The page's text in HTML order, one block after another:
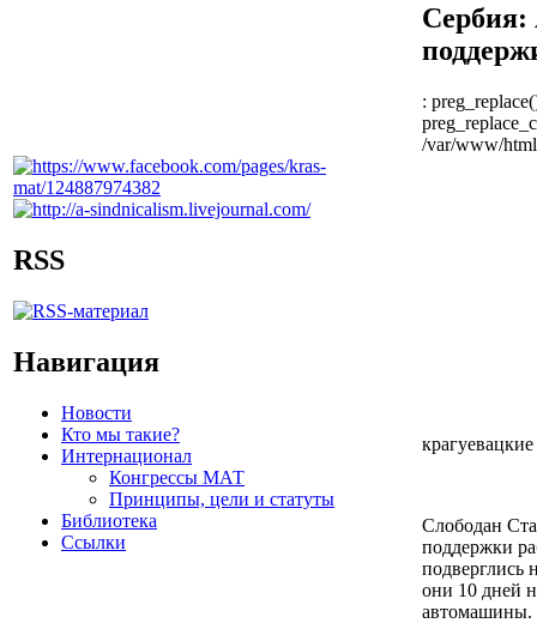
RSS
Навигация
Новости
Кто мы такие?
Интернационал
Конгрессы МАТ
Принципы, цели и статуты
Библиотека
Ссылки
Сербия:
:
/var/www/
Слободан
поддержки
подверглись
они 10 дней
автомашины.